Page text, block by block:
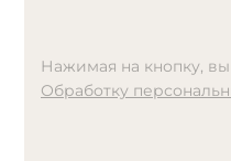
Нажимая на кнопку, вы
Обработку